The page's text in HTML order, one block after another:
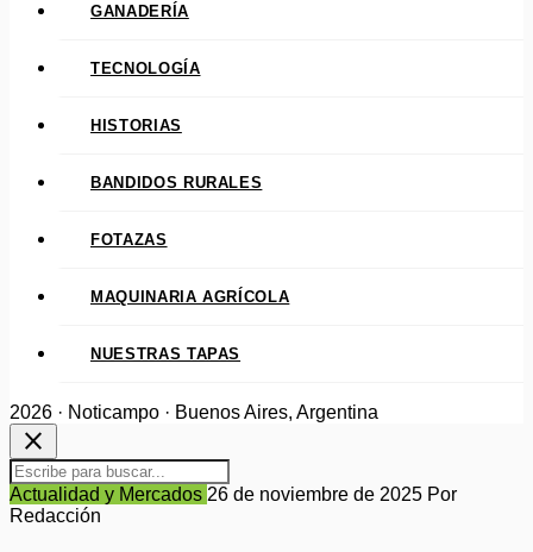
GANADERÍA
TECNOLOGÍA
HISTORIAS
BANDIDOS RURALES
FOTAZAS
MAQUINARIA AGRÍCOLA
NUESTRAS TAPAS
2026 · Noticampo · Buenos Aires, Argentina
close
Actualidad y Mercados 26 de noviembre de 2025 Por
Redacción